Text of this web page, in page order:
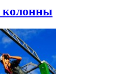
колонны